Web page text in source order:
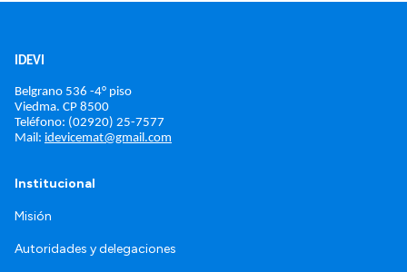
IDEVI
Belgrano 536 -4° piso
Viedma. CP 8500
Teléfono: (02920) 25-7577
Mail: idevicemat@gmail.com
Institucional
Misión
Autoridades y delegaciones